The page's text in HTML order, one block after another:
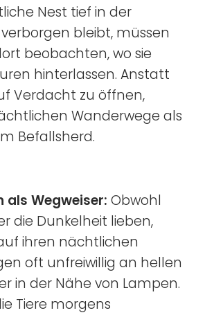
Nest tief in der
bleibt, müssen
beobachten, wo sie
hinterlassen. Anstatt
Verdacht zu öffnen,
Wanderwege als
Befallsherd.
als Wegweiser: Obwohl
die Dunkelheit lieben,
ihren nächtlichen
oft unfreiwillig an hellen
in der Nähe von Lampen.
Tiere morgens